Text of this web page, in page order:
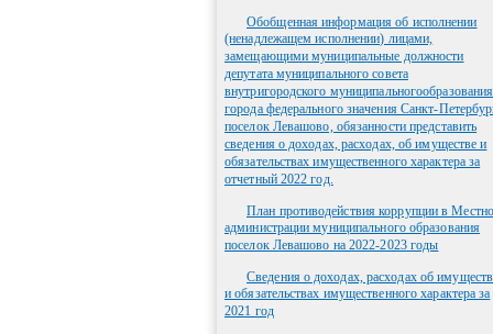
Обобщенная информация об исполнении
(ненадлежащем исполнении) лицами,
замещающими муниципальные должности
депутата муниципального совета
внутригородского муниципальногообразования
города федерального значения Санкт-
поселок Левашово, обязанности представить
сведения о доходах, расходах, об имуществе и
обязательствах имущественного характера за
отчетный 2022 год.
План противодействия коррупции в
администрации муниципального образования
поселок Левашово на 2022-2023 годы
Сведения о доходах, расходах об
и обязательствах имущественного характера за
2021 год